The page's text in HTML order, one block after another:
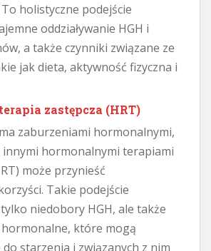
holistyczne podejście
oddziaływanie HGH i
a także czynniki związane ze
jak dieta, aktywność fizyczna i
zastępcza (HRT)
zaburzeniami hormonalnymi,
innymi hormonalnymi terapiami
może przynieść
Takie podejście
niedobory HGH, ale także
które mogą
starzenia i związanych z nim